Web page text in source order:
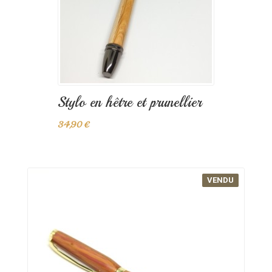
Stylo en hêtre et prunellier
34,90 €
VENDU